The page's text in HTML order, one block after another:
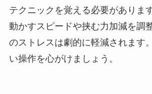
テクニックを覚える必要がありま
動かすスピードや挟む力加減を調
のストレスは劇的に軽減されます
い操作を心がけましょう。